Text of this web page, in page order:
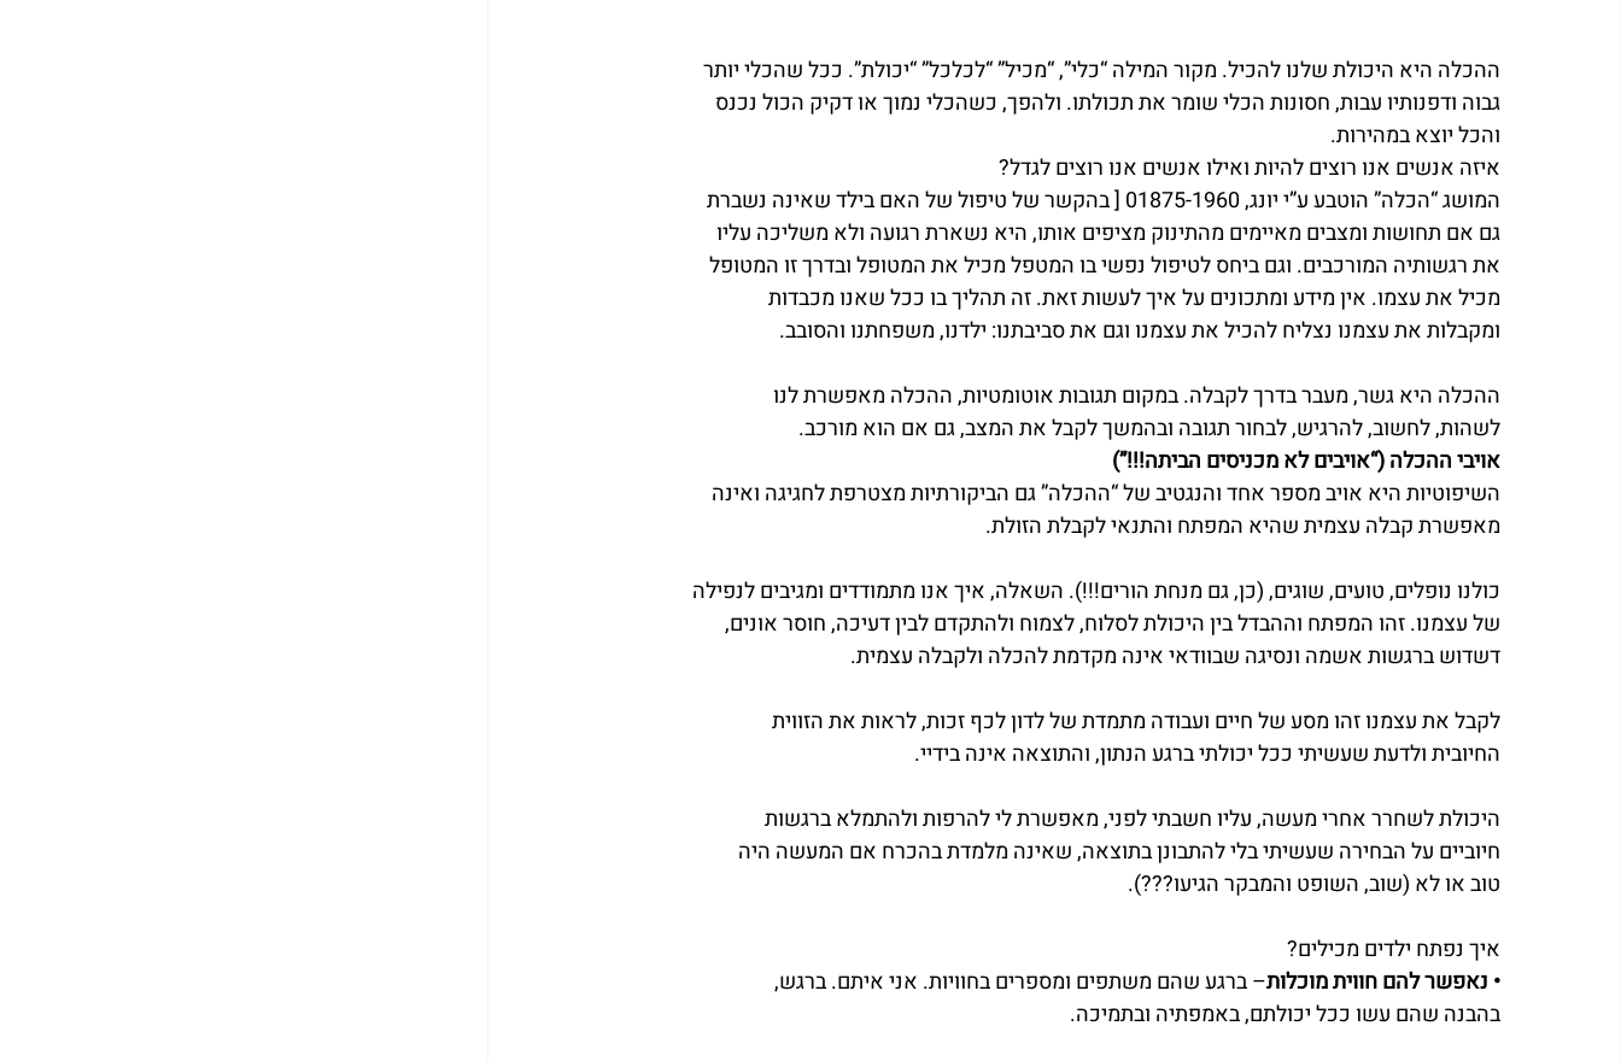
ההכלה היא היכולת שלנו להכיל. מקור המילה “כלי”, “מכיל” “לכלכל” “יכולת”. ככל שהכלי יותר
גבוה ודפנותיו עבות, חסונות הכלי שומר את תכולתו. ולהפך, כשהכלי נמוך או דקיק הכול נכנס
והכל יוצא במהירות.
איזה אנשים אנו רוצים להיות ואילו אנשים אנו רוצים לגדל?
המושג “הכלה” הוטבע ע”י יונג, 01875-1960 [ בהקשר של טיפול של האם בילד שאינה נשברת
גם אם תחושות ומצבים מאיימים מהתינוק מציפים אותו, היא נשארת רגועה ולא משליכה עליו
את רגשותיה המורכבים. וגם ביחס לטיפול נפשי בו המטפל מכיל את המטופל ובדרך זו המטופל
מכיל את עצמו. אין מידע ומתכונים על איך לעשות זאת. זה תהליך בו ככל שאנו מכבדות
ומקבלות את עצמנו נצליח להכיל את עצמנו וגם את סביבתנו: ילדנו, משפחתנו והסובב.
ההכלה היא גשר, מעבר בדרך לקבלה. במקום תגובות אוטומטיות, ההכלה מאפשרת לנו
לשהות, לחשוב, להרגיש, לבחור תגובה ובהמשך לקבל את המצב, גם אם הוא מורכב.
אויבי ההכלה (“אויבים לא מכניסים הביתה!!!”)
השיפוטיות היא אויב מספר אחד והנגטיב של “ההכלה” גם הביקורתיות מצטרפת לחגיגה ואינה
מאפשרת קבלה עצמית שהיא המפתח והתנאי לקבלת הזולת.
כולנו נופלים, טועים, שוגים, (כן, גם מנחת הורים!!!). השאלה, איך אנו מתמודדים ומגיבים לנפילה
של עצמנו. זהו המפתח וההבדל בין היכולת לסלוח, לצמוח ולהתקדם לבין דעיכה, חוסר אונים,
דשדוש ברגשות אשמה ונסיגה שבוודאי אינה מקדמת להכלה ולקבלה עצמית.
לקבל את עצמנו זהו מסע של חיים ועבודה מתמדת של לדון לכף זכות, לראות את הזווית
החיובית ולדעת שעשיתי ככל יכולתי ברגע הנתון, והתוצאה אינה בידיי.
היכולת לשחרר אחרי מעשה, עליו חשבתי לפני, מאפשרת לי להרפות ולהתמלא ברגשות
חיוביים על הבחירה שעשיתי בלי להתבונן בתוצאה, שאינה מלמדת בהכרח אם המעשה היה
טוב או לא (שוב, השופט והמבקר הגיעו???).
איך נפתח ילדים מכילים?
• נאפשר להם חווית מוכלות– ברגע שהם משתפים ומספרים בחוויות. אני איתם. ברגש,
בהבנה שהם עשו ככל יכולתם, באמפתיה ובתמיכה.